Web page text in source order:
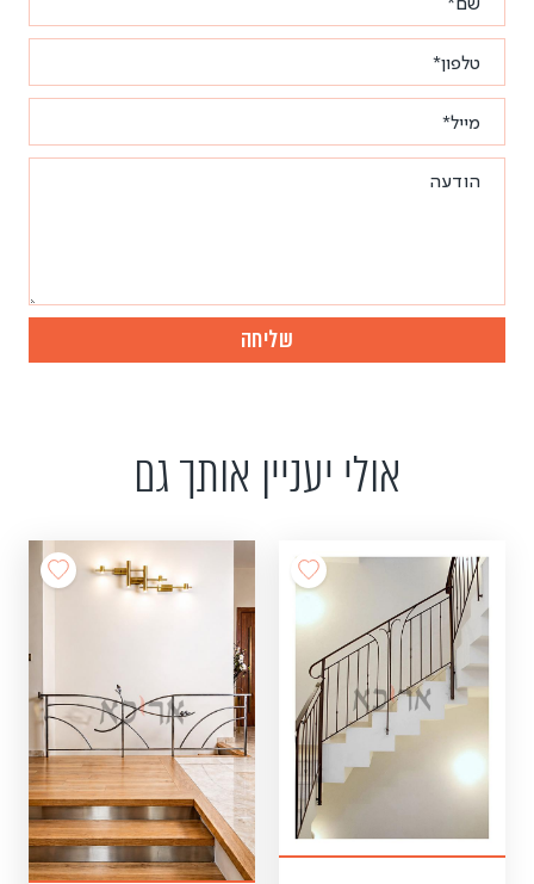
אולי יעניין אותך גם